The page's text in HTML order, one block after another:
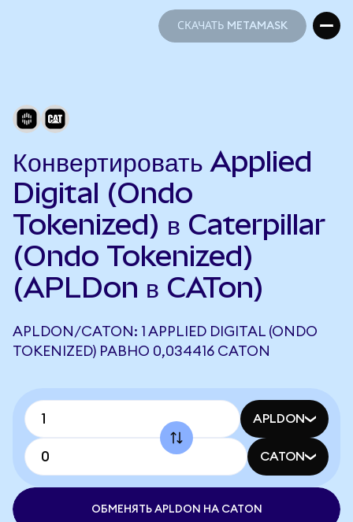
СКАЧАТЬ METAMASK
Конвертировать Applied
Digital (Ondo
Tokenized) в Caterpillar
(Ondo Tokenized)
(APLDon в CATon)
APLDON/CATON: 1 APPLIED DIGITAL (ONDO
TOKENIZED) РАВНО 0,034416 CATON
APLDON
CATON
ОБМЕНЯТЬ APLDON НА CATON